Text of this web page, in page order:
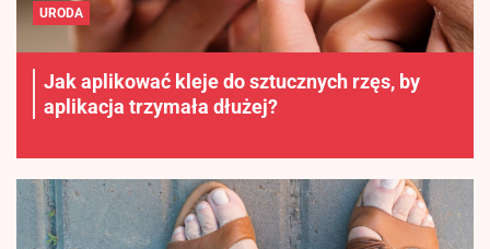
URODA
Jak aplikować kleje do sztucznych rzęs, by
aplikacja trzymała dłużej?